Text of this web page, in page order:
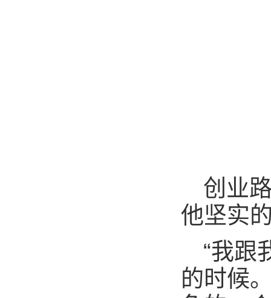
创业
他坚实
“我跟
的时候